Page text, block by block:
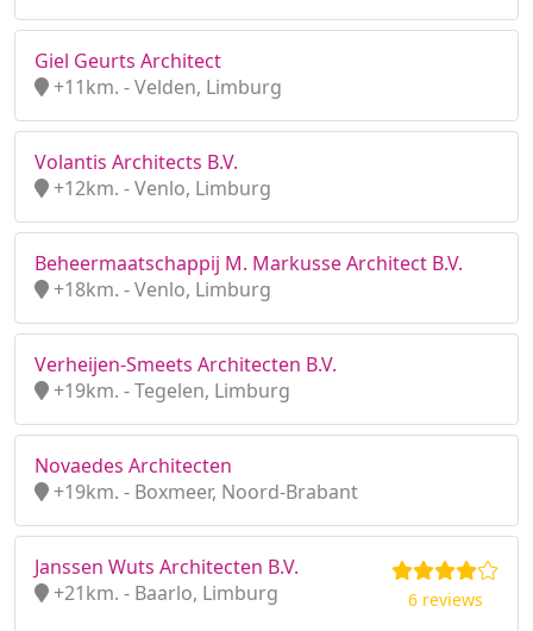
Giel Geurts Architect
+11km. - Velden, Limburg
Volantis Architects B.V.
+12km. - Venlo, Limburg
Beheermaatschappij M. Markusse Architect B.V.
+18km. - Venlo, Limburg
Verheijen-Smeets Architecten B.V.
+19km. - Tegelen, Limburg
Novaedes Architecten
+19km. - Boxmeer, Noord-Brabant
Janssen Wuts Architecten B.V.
+21km. - Baarlo, Limburg
6 reviews